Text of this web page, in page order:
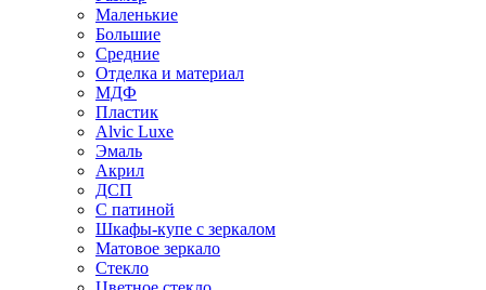
Маленькие
Большие
Средние
Отделка и материал
МДФ
Пластик
Alvic Luxe
Эмаль
Акрил
ДСП
С патиной
Шкафы-купе с зеркалом
Матовое зеркало
Стекло